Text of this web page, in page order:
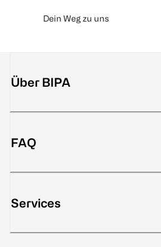
Dein Weg zu uns
Über BIPA
FAQ
Services